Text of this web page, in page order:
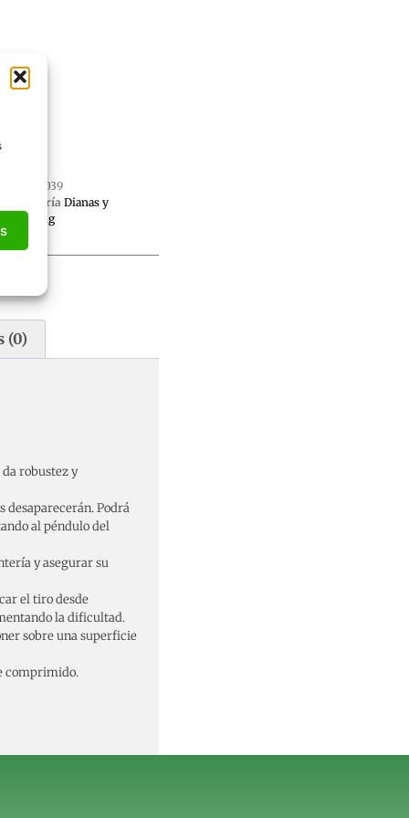
di039
Categoría Dianas y
Plinking
(0)
robustez y
desaparecerán. Podrá
al péndulo del
y asegurar su
el tiro desde
la dificultad.
sobre una superficie
comprimido.